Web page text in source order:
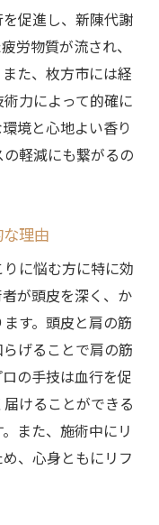
促進し、新陳代謝
労物質が流され、
た、枚方市には経
力によって的確に
境と心地よい香り
軽減にも繋がるの
理由
に悩む方に特に効
が頭皮を深く、か
す。頭皮と肩の筋
げることで肩の筋
の手技は血行を促
けることができる
また、施術中にリ
、心身ともにリフ